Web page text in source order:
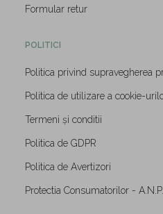
Formular retur
POLITICI
Politica privind supravegherea
Politica de utilizare a cookie-
Termeni și conditii
Politica de GDPR
Politica de Avertizori
Protectia Consumatorilor -